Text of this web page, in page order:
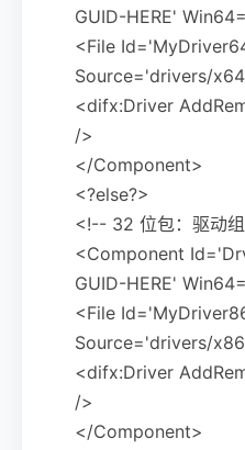
GUID-HERE'
<File
Source='drivers/
<difx:Driver
/>
</Component>
<?else?>
<!-- 32 位包：驱动
<Component
GUID-HERE'
<File
Source='drivers/
<difx:Driver
/>
</Component>